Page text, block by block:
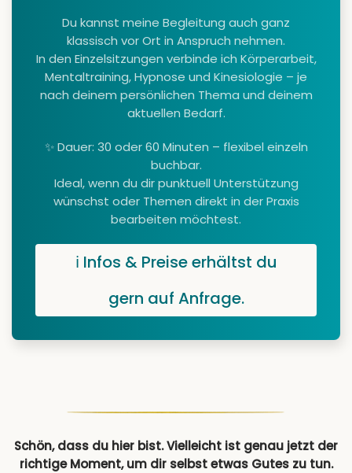
Du kannst meine Begleitung auch ganz
klassisch vor Ort in Anspruch nehmen.
In den Einzelsitzungen verbinde ich Körperarbeit,
Mentaltraining, Hypnose und Kinesiologie – je
nach deinem persönlichen Thema und deinem
aktuellen Bedarf.
✨ Dauer: 30 oder 60 Minuten – flexibel einzeln
buchbar.
Ideal, wenn du dir punktuell Unterstützung
wünschst oder Themen direkt in der Praxis
bearbeiten möchtest.
ℹ️ Infos & Preise erhältst du
gern auf Anfrage.
Schön, dass du hier bist. Vielleicht ist genau jetzt der
richtige Moment, um dir selbst etwas Gutes zu tun.